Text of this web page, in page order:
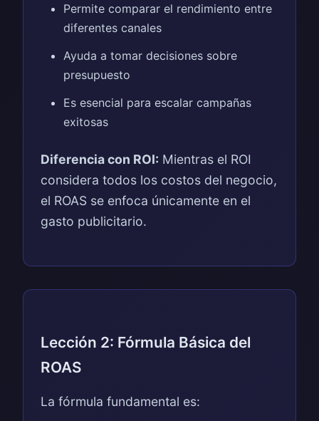
Permite comparar el rendimiento entre
diferentes canales
Ayuda a tomar decisiones sobre
presupuesto
Es esencial para escalar campañas
exitosas
Diferencia con ROI: Mientras el ROI
considera todos los costos del negocio,
el ROAS se enfoca únicamente en el
gasto publicitario.
Lección 2: Fórmula Básica del
ROAS
La fórmula fundamental es: